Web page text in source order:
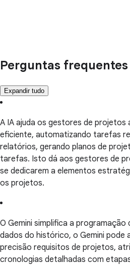
Perguntas frequentes
Expandir tudo
A IA ajuda os gestores de projetos
eficiente, automatizando tarefas
relatórios, gerando planos de
tarefas. Isto dá aos gestores de
se dedicarem a elementos
os projetos.
O Gemini simplifica a programação
dados do histórico, o Gemini pode
precisão requisitos de projetos,
cronologias detalhadas com